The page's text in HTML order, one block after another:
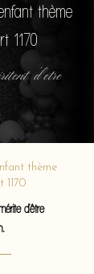
thème
1170
d'etre
thème
1170
d'être